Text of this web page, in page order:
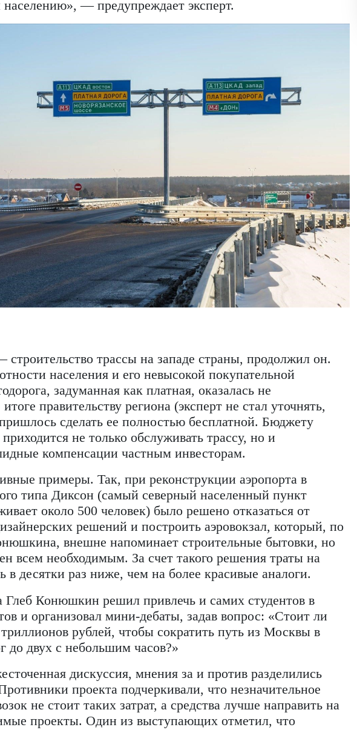
государство, как правило, не получает
инициативы и на выплаты частным
не только источники финансирования, но и
важными проектами. Государственные
к реализации крупных проектов осмысленно:
привлекая бизнес ко всем этапам реализации
аналитическая работа была проделана
проект может оказаться не только коммерчески
населению», — предупреждает эксперт.
— строительство трассы на западе страны,
плотности населения и его невысокой покупательной
В итоге правительству региона (эксперт не стал
пришлось сделать ее полностью бесплатной.
приходится не только обслуживать трассу, но и